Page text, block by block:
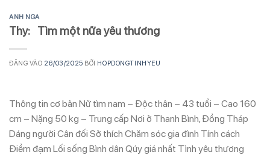
ANH NGA
Thy: Tìm một nữa yêu thương
ĐĂNG VÀO 26/03/2025 BỞI HOPDONGTINHYEU
Thông tin cơ bản Nữ tìm nam – Độc thân – 43 tuổi – Cao 160
cm – Nặng 50 kg – Trung cấp Nơi ở Thanh Bình, Đồng Tháp
Dáng người Cân đối Sở thích Chăm sóc gia đình Tính cách
Điềm đạm Lối sống Bình dân Qúy giá nhất Tình yêu thương